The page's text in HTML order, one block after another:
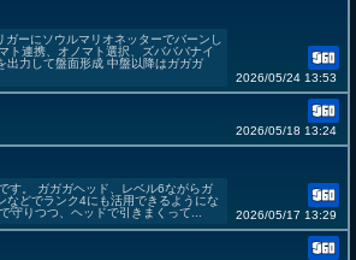
ガーにソウルマリオネッターでバーンし
ト連携、オノマト選択、ズバババナイ
出力して盤面形成 中盤以降はガガガ
2026/05/24 13:53
2026/05/18 13:24
す。 ガガガヘッド、レベル6ながらガ
などでランク4にも活用できるようにな
守りつつ、ヘッドで引きまくって...
2026/05/17 13:29